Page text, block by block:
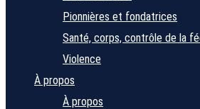
Pionnières et fondatrices
Santé, corps, contrôle de la
Violence
À propos
À propos